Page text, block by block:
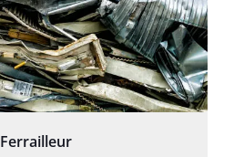
Ferrailleur